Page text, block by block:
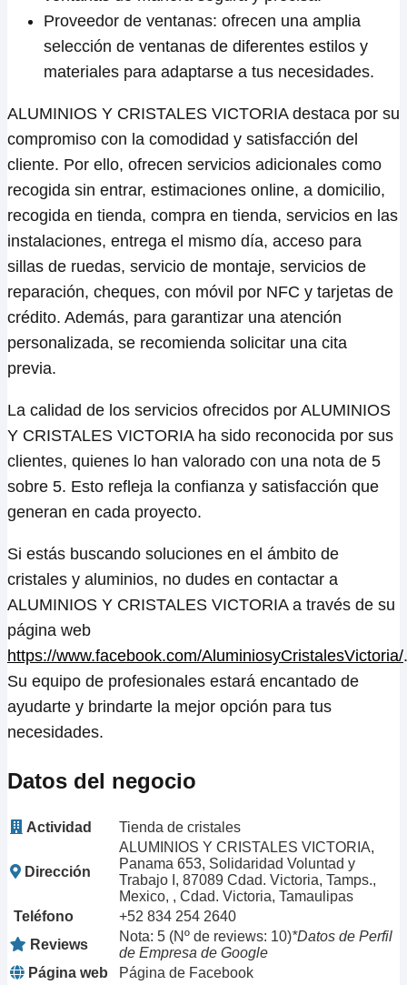
Proveedor de ventanas: ofrecen una amplia
selección de ventanas de diferentes estilos y
materiales para adaptarse a tus necesidades.
ALUMINIOS Y CRISTALES VICTORIA destaca por su
compromiso con la comodidad y satisfacción del
cliente. Por ello, ofrecen servicios adicionales como
recogida sin entrar, estimaciones online, a domicilio,
recogida en tienda, compra en tienda, servicios en las
instalaciones, entrega el mismo día, acceso para
sillas de ruedas, servicio de montaje, servicios de
reparación, cheques, con móvil por NFC y tarjetas de
crédito. Además, para garantizar una atención
personalizada, se recomienda solicitar una cita
previa.
La calidad de los servicios ofrecidos por ALUMINIOS
Y CRISTALES VICTORIA ha sido reconocida por sus
clientes, quienes lo han valorado con una nota de 5
sobre 5. Esto refleja la confianza y satisfacción que
generan en cada proyecto.
Si estás buscando soluciones en el ámbito de
cristales y aluminios, no dudes en contactar a
ALUMINIOS Y CRISTALES VICTORIA a través de su
página web
https://www.facebook.com/AluminiosyCristalesVictoria/.
Su equipo de profesionales estará encantado de
ayudarte y brindarte la mejor opción para tus
necesidades.
Datos del negocio
Actividad Tienda de cristales
Dirección
ALUMINIOS Y CRISTALES VICTORIA,
Panama 653, Solidaridad Voluntad y
Trabajo I, 87089 Cdad. Victoria, Tamps.,
Mexico, , Cdad. Victoria, Tamaulipas
Teléfono
+52 834 254 2640
Reviews
Nota: 5 (Nº de reviews: 10)*Datos de Perfil
de Empresa de Google
Página web
Página de Facebook